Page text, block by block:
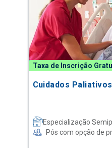
Taxa de Inscrição
Cuidados Paliativos
Especialização
Pós com opção de